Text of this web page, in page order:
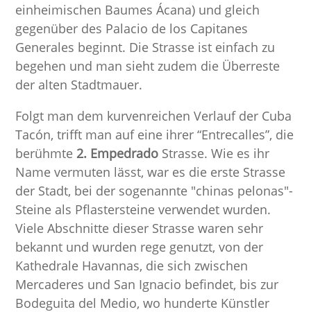
einheimischen Baumes Ácana) und gleich
gegenüber des Palacio de los Capitanes
Generales beginnt. Die Strasse ist einfach zu
begehen und man sieht zudem die Überreste
der alten Stadtmauer.
Folgt man dem kurvenreichen Verlauf der Cuba
Tacón, trifft man auf eine ihrer “Entrecalles”, die
berühmte 2. Empedrado Strasse. Wie es ihr
Name vermuten lässt, war es die erste Strasse
der Stadt, bei der sogenannte "chinas pelonas"-
Steine als Pflastersteine verwendet wurden.
Viele Abschnitte dieser Strasse waren sehr
bekannt und wurden rege genutzt, von der
Kathedrale Havannas, die sich zwischen
Mercaderes und San Ignacio befindet, bis zur
Bodeguita del Medio, wo hunderte Künstler